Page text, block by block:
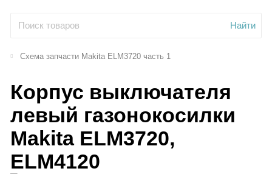
Найти
Схема запчасти Makita ELM3720 часть 1
Корпус выключателя
левый газонокосилки
Makita ELM3720,
ELM4120